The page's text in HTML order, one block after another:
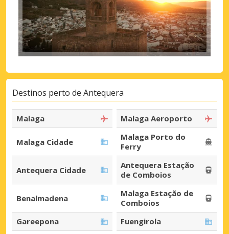
Destinos perto de Antequera
Malaga Malaga Aeroporto
Malaga Cidade
Malaga Porto do
Ferry
Antequera Cidade
Antequera Estação
de Comboios
Benalmadena
Malaga Estação de
Comboios
Gareepona
Fuengirola